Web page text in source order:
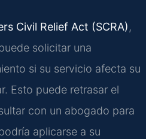
Civil Relief Act (SCRA),
solicitar una
si su servicio afecta su
Esto puede retrasar el
con un abogado para
aplicarse a su